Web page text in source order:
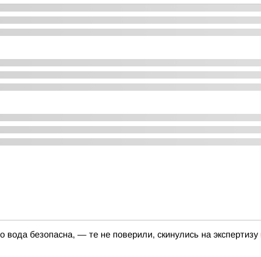
вода безопасна, — те не поверили, скинулись на